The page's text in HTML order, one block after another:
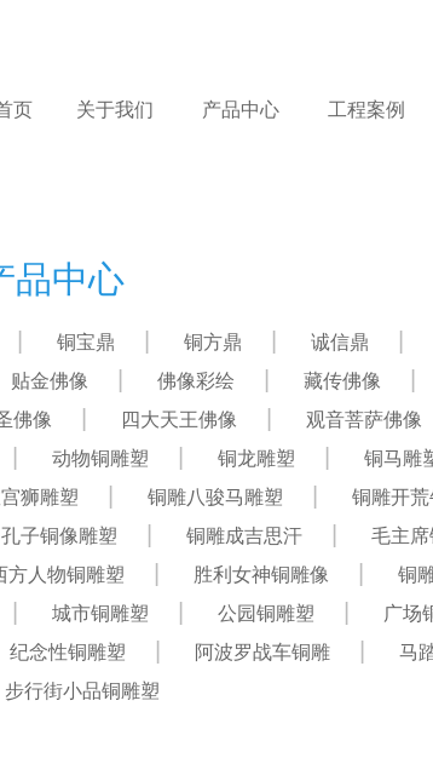
页 关于我们 产品中心 工程案例
品中心
铜宝鼎 铜方鼎 诚信鼎
贴金佛像 佛像彩绘 藏传佛像
佛像 四大天王佛像 观音菩萨佛像
动物铜雕塑 铜龙雕塑 铜马雕
狮雕塑 铜雕八骏马雕塑 铜雕开
孔子铜像雕塑 铜雕成吉思汗 毛主
方人物铜雕塑 胜利女神铜雕像 铜
城市铜雕塑 公园铜雕塑 广场
纪念性铜雕塑 阿波罗战车铜雕 马
步行街小品铜雕塑